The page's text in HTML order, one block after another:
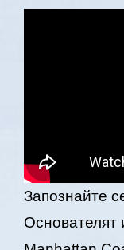
Запознайте
Основателят